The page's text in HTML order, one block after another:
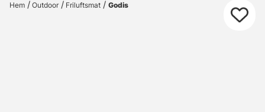
Hem Outdoor Friluftsmat Godis